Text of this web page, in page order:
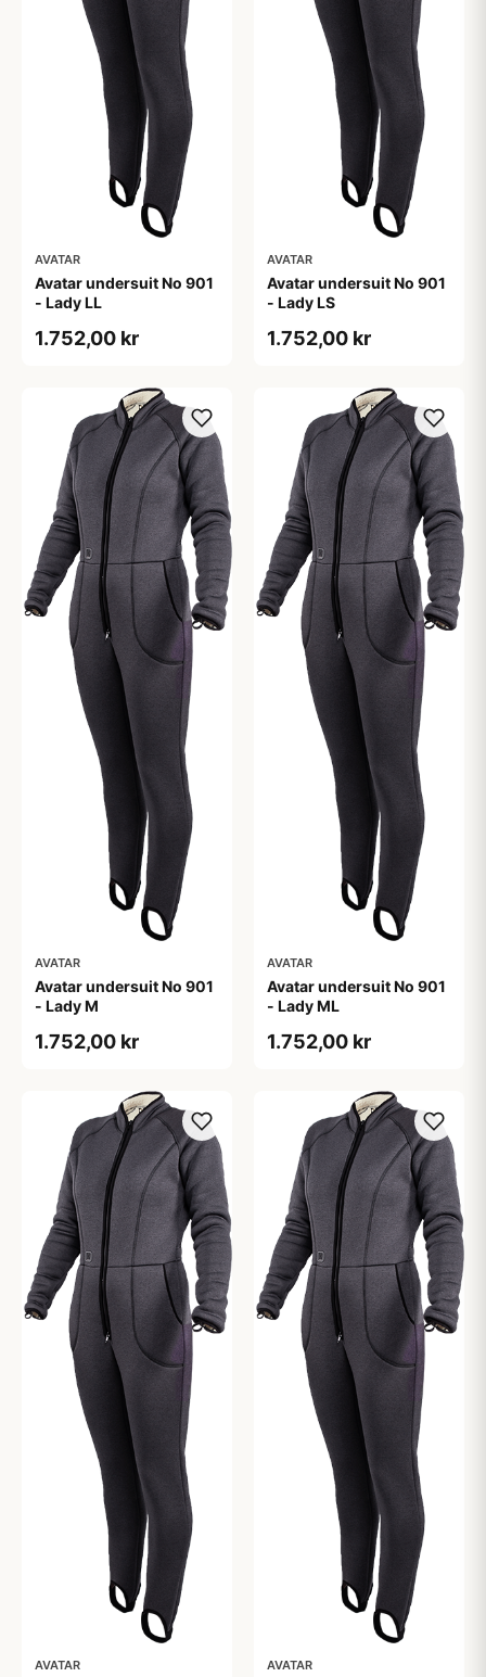
AVATAR
Avatar undersuit No 901
- Lady LL
1.752,00 kr
AVATAR
Avatar undersuit No 901
- Lady LS
1.752,00 kr
AVATAR
Avatar undersuit No 901
- Lady M
1.752,00 kr
AVATAR
Avatar undersuit No 901
- Lady ML
1.752,00 kr
AVATAR AVATAR